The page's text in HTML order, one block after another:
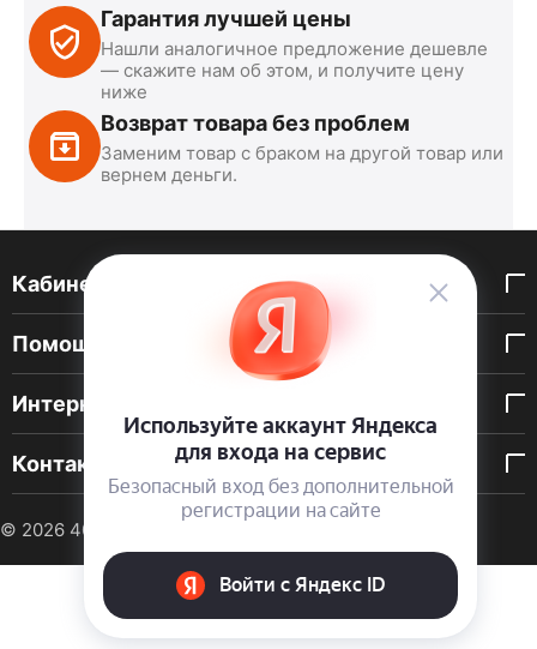
Гарантия лучшей цены
Нашли аналогичное предложение дешевле
— скажите нам об этом, и получите цену
ниже
Возврат товара без проблем
Заменим товар с браком на другой товар или
вернем деньги.
Кабинет покупателя
Помощь покупателю
Интернет-магазин
Контакты
© 2026 40 DEN. Интернет-магазин